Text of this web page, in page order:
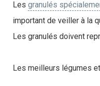
Les granulés
important de veiller à la
Les granulés doivent
Les meilleurs légumes